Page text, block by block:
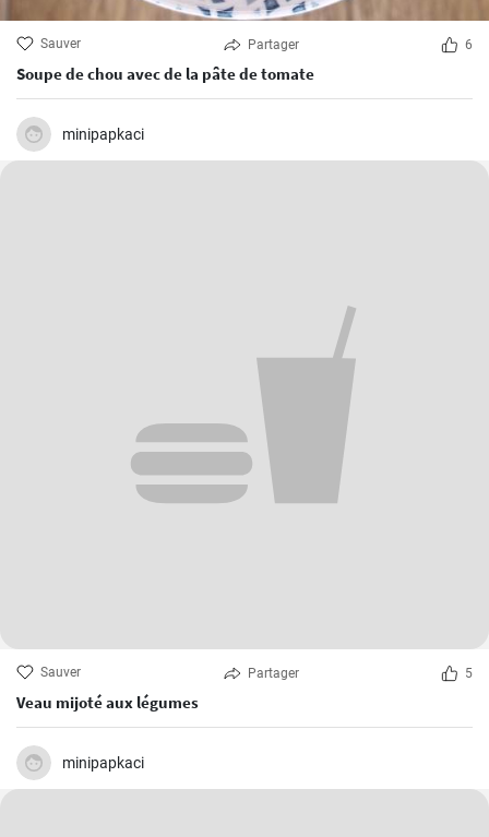
Sauver Partager 6
Soupe de chou avec de la pâte de tomate
minipapkaci
Sauver Partager 5
Veau mijoté aux légumes
minipapkaci